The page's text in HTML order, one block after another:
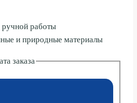
работы
и природные материалы
заказа